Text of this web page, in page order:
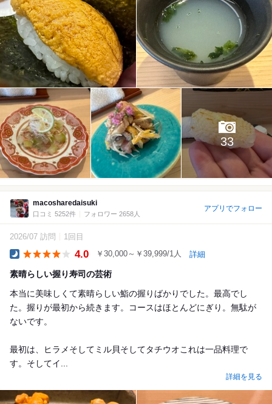
33
macosharedaisuki
口コミ 5252件 フォロワー 2658人
アプリでフォロー
2026/07 訪問 1回目
4.0 ￥30,000～￥39,999/1人 詳細
素晴らしい握り寿司の芸術
本当に美味しくて素晴らしい鮨の握りばかりでした。最高でし
た。握りが最初から続きます。コースはほとんどにぎり。無駄が
ないです。
最初は、ヒラメそしてミル貝そしてタチウオこれは一品料理で
す。そしてイ...
詳細を見る